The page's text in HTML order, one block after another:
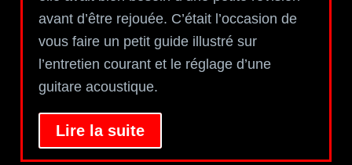
avant d’être rejouée. C’était l’occasion de
vous faire un petit guide illustré sur
l’entretien courant et le réglage d’une
guitare acoustique.
Lire la suite